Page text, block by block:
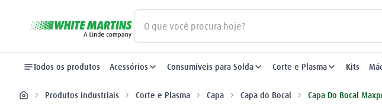
O que você procura hoje?
Todos os produtos Acessórios Consumíveis para Solda Corte e Plasma Kits
Produtos industriais Corte e Plasma Capa Capa do Bocal Capa Do Bocal
Termos mais buscados
gás